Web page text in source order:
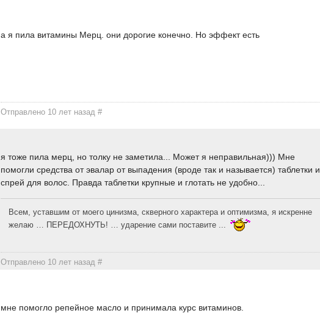
а я пила витамины Мерц. они дорогие конечно. Но эффект есть
Отправлено 10 лет назад#
я тоже пила мерц, но толку не заметила... Может я неправильная))) Мне
помогли средства от эвалар от выпадения (вроде так и называется) таблетки и
спрей для волос. Правда таблетки крупные и глотать не удобно...
Всем, уставшим от моего цинизма, скверного характера и оптимизма, я искренне
желаю … ПЕРЕДОХНУТЬ! … ударение сами поставите ...
Отправлено 10 лет назад#
мне помогло репейное масло и принимала курс витаминов.